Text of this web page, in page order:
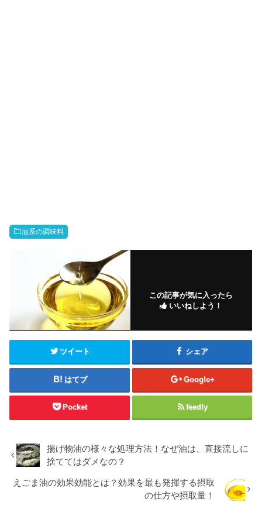
油系の調味料
この記事が気に入ったら
いいねしよう！
ツイート シェア
はてブ Google+
Pocket feedly
揚げ物油の様々な処理方法！なぜ油は、直接流しに
捨ててはダメなの？
えごま油の効果効能とは？効果を最も発揮する摂取
の仕方や摂取量！